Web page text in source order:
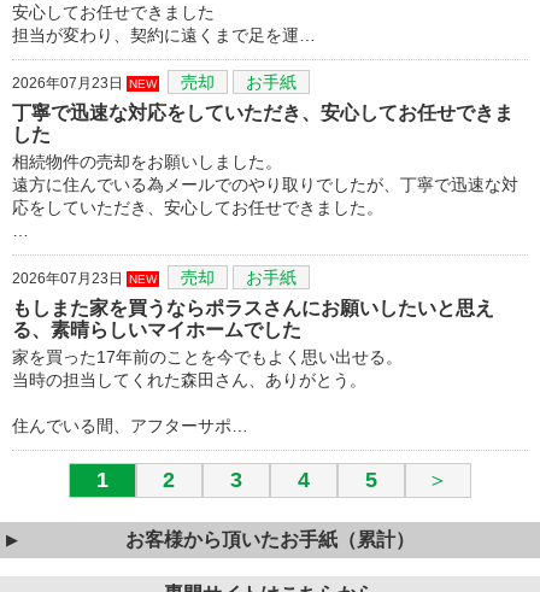
安心してお任せできました
担当が変わり、契約に遠くまで足を運…
2026年07月23日 NEW 売却 お手紙
丁寧で迅速な対応をしていただき、安心してお任せできま
した
相続物件の売却をお願いしました。
遠方に住んでいる為メールでのやり取りでしたが、丁寧で迅速な対
応をしていただき、安心してお任せできました。
2026年07月23日 NEW 売却 お手紙
もしまた家を買うならポラスさんにお願いしたいと思え
る、素晴らしいマイホームでした
家を買った17年前のことを今でもよく思い出せる。
当時の担当してくれた森田さん、ありがとう。
住んでいる間、アフターサポ…
1 2 3 4 5 ＞
お客様から頂いたお手紙（累計）